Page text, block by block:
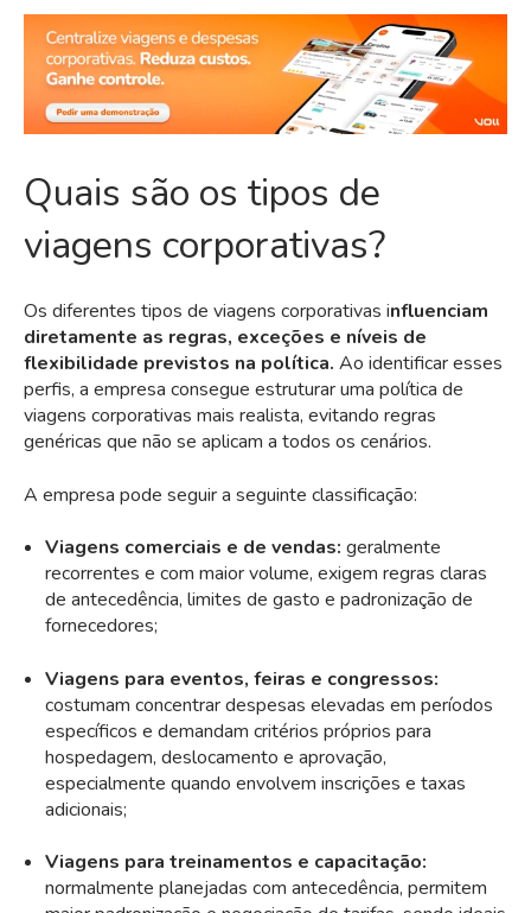
Quais são os tipos de
viagens corporativas?
Os diferentes tipos de viagens corporativas influenciam
diretamente as regras, exceções e níveis de
flexibilidade previstos na política. Ao identificar esses
perfis, a empresa consegue estruturar uma política de
viagens corporativas mais realista, evitando regras
genéricas que não se aplicam a todos os cenários.
A empresa pode seguir a seguinte classificação:
Viagens comerciais e de vendas: geralmente
recorrentes e com maior volume, exigem regras claras
de antecedência, limites de gasto e padronização de
fornecedores;
Viagens para eventos, feiras e congressos:
costumam concentrar despesas elevadas em períodos
específicos e demandam critérios próprios para
hospedagem, deslocamento e aprovação,
especialmente quando envolvem inscrições e taxas
adicionais;
Viagens para treinamentos e capacitação:
normalmente planejadas com antecedência, permitem